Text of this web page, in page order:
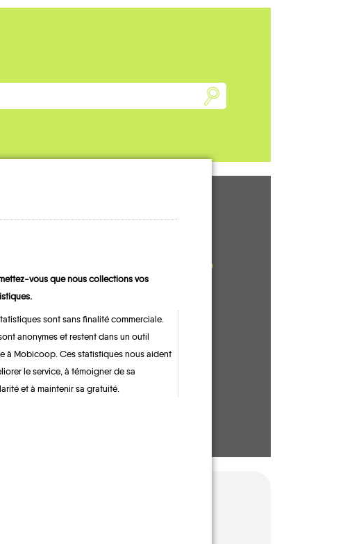
UN AVIS, UN
À PARTAGER ?
CONTACTEZ-NOUS !
vous que nous collections vos
sont sans finalité commerciale.
anonymes et restent dans un outil
à Mobicoop. Ces statistiques nous aident
le service, à témoigner de sa
et à maintenir sa gratuité.